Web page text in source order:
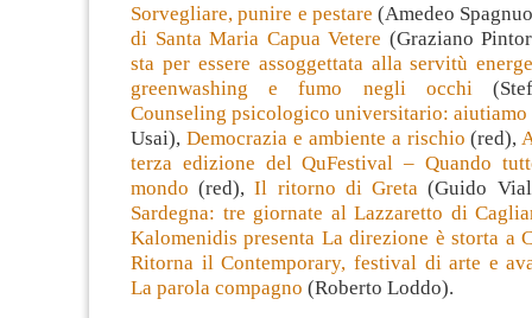
Sorvegliare, punire e pestare (Amedeo
di Santa Maria Capua Vetere (Graziano
sta per essere assoggettata alla servitù
greenwashing e fumo negli occhi
Counseling psicologico universitario: aiutiamo
Usai), Democrazia e ambiente a rischio (red),
terza edizione del QuFestival – Quando
mondo (red),Il ritorno di Greta (Guido
Sardegna: tre giornate al Lazzaretto di
Kalomenidis presenta La direzione è storta a
Ritorna il Contemporary, festival di arte e
La parola compagno (Roberto Loddo).